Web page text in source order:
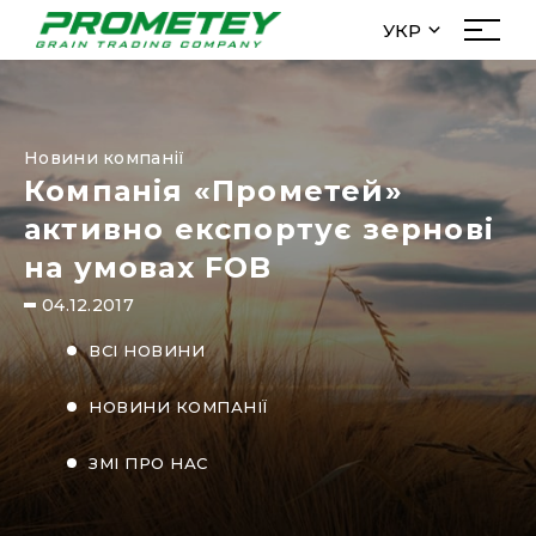
УКР
УКР
Історія
Новини
Інвесторам
menu_filial
Діяльність
Закупівля
Трейд
Елеватори
Новини компанії
Компанія «Прометей»
активно експортує зернові
на умовах FOB
04.12.2017
ВСІ НОВИНИ
НОВИНИ КОМПАНІЇ
ЗМІ ПРО НАС